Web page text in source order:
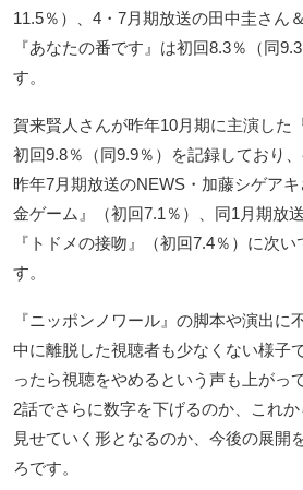
11.5％）、4・7月期放送の田中圭さん
『あなたの番です』は初回8.3％（同
す。
賀来賢人さんが昨年10月期に主演した
初回9.8％（同9.9％）を記録しており、
昨年7月期放送のNEWS・加藤シゲア
金ゲーム』（初回7.1％）、同1月期放
『トドメの接吻』（初回7.4％）に次
す。
『ニッポンノワール』の脚本や演出に
中に離脱した視聴者も少なくない様子
ったら視聴をやめるという声も上がっ
2話でさらに数字を下げるのか、これ
見せていく形となるのか、今後の展開
ろです。